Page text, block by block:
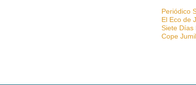
Periódico
El Eco de
Siete Días
Cope